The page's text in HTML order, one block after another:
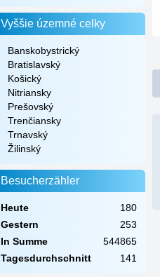
Vyššie územné celky
Banskobystrický
Bratislavský
Košický
Nitriansky
Prešovský
Trenčiansky
Trnavský
Žilinský
Besucherzähler
Heute
180
Gestern
253
In Summe
544865
Tagesdurchschnitt
141